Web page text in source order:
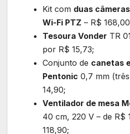
Kit com duas
Wi-Fi PTZ – R$
Tesoura Vonder TR
por R$ 15,73;
Conjunto de canetas
Pentonic 0,7 mm
14,90;
Ventilador de mesa
40 cm, 220 V – de R$
118,90;